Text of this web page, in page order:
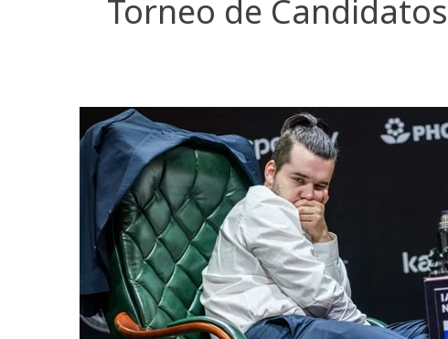
Torneo de